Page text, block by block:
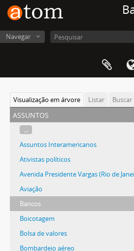
Navegar
Visualização em árvore Listar Buscar
assuntos
...
Assuntos Interamericanos
Ativistas políticos
Avenida Presidente Vargas (Rio de
Aviação
Bancos
Boicotagem
Bolsa de valores
Bombardeio aéreo